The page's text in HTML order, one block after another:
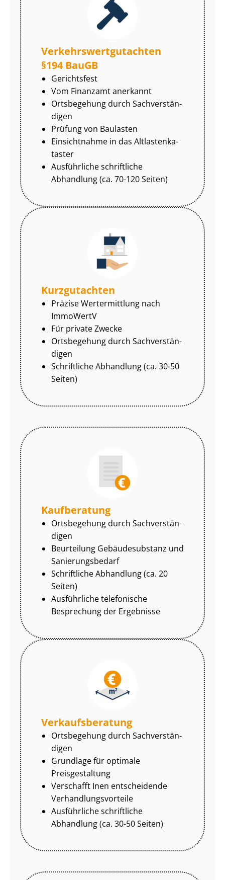
Ver­kehrs­wert­gut­ach­ten
§194 BauGB
Gerichtsfest
Vom Finanzamt anerkannt
Ortsbegehung durch Sach­ver­stän­
di­gen
Prüfung von Baulasten
Einsichtnahme in das Alt­las­ten­ka­
tas­ter
Ausführliche schriftliche
Abhandlung (ca. 70-120 Seiten)
Kurzgutachten
Präzise Wertermittlung nach
ImmoWertV
Für private Zwecke
Ortsbegehung durch Sach­ver­stän­
di­gen
Schriftliche Abhandlung (ca. 30-50
Seiten)
Kaufberatung
Ortsbegehung durch Sach­ver­stän­
di­gen
Beurteilung Gebäudesubstanz und
Sa­nie­rungs­be­darf
Schriftliche Abhandlung (ca. 20
Seiten)
Ausführliche telefonische
Besprechung der Ergebnisse
Ver­kaufs­be­ra­tung
Ortsbegehung durch Sach­ver­stän­
di­gen
Grundlage für optimale
Preisgestaltung
Verschafft Inen entscheidende
Ver­hand­lungs­vor­tei­le
Ausführliche schriftliche
Abhandlung (ca. 30-50 Seiten)